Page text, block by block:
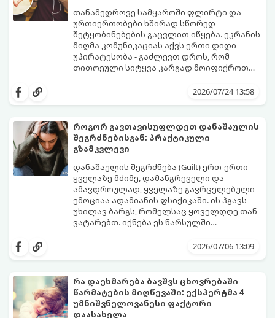
თანამედროვე სამყაროში ფლირტი და
ურთიერთობები ხშირად სწორედ
შეტყობინებების გაცვლით იწყება. ეკრანის
მიღმა კომუნიკაციას აქვს ერთი დიდი
უპირატესობა - გაძლევთ დროს, რომ
თითოეული სიტყვა კარგად მოიფიქროთ
მოაცილოს და მოუთმენლად ელოდოს
წესი:
2026/07/24 13:58
როგორ გავთავისუფლდეთ დანაშაულის
შეგრძნებისგან: პრაქტიკული
გზამკვლევი
დანაშაულის შეგრძნება (Guilt) ერთ-ერთი
ყველაზე მძიმე, დამანგრეველი და
ამავდროულად, ყველაზე გავრცელებული
ემოციაა ადამიანის ფსიქიკაში. ის ჰგავს
უხილავ ბარგს, რომელსაც ყოველდღე თან
ვატარებთ. იქნება ეს წარსულში
ტკენა, ოჯახის წევრებისთვის
გადაჭარბებული მოთხოვნები
-დანაშაულის განცდა შიგნიდან ფიტავს
ადამიანს და ართმევს მას აწმყოთი
ტკბობის უნარს.
დანაშაულის გრძნობას აქვს თავისი
საკუთარი თუ საზოგადოებრივი მორალური
კოდექსი. თუმცა, როდესაც ეს ემოცია
ქრონიკულ ფორმას იღებს, ის ნევროზულ,
ტოქსიკურ სინდრომად იქცევა.
გთავაზობთ პრაქტიკულ, ფსიქოლოგიურ
გზამკვლევს, თუ როგორ დაამუშაოთ
2026/07/06 13:09
რა დაეხმარება ბავშვს ცხოვრებაში
წარმატების მიღწევაში: ექსპერტმა 4
უმნიშვნელოვანესი ფაქტორი
დაასახელა